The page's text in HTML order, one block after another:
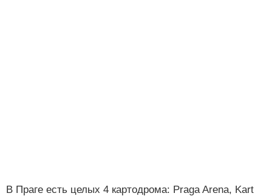
В Праге есть целых 4 картодрома: Praga Arena, Kart